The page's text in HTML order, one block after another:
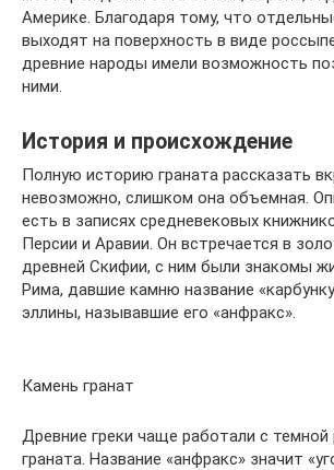
Америке. Благодаря тому, что
выходят на поверхность в виде
древние народы имели возможность
ними.
История и происхождение
Полную историю граната рассказать
невозможно, слишком она объемная.
есть в записях средневековых
Персии и Аравии. Он встречается в
древней Скифии, с ним были знакомы
Рима, давшие камню название
эллины, называвшие его «анфракс».
Камень гранат
Древние греки чаще работали с
граната. Название «анфракс» значит